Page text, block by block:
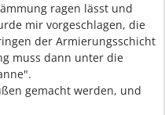
ragen lässt und
mir vorgeschlagen, die
der Armierungsschicht
muss dann unter die
gemacht werden, und